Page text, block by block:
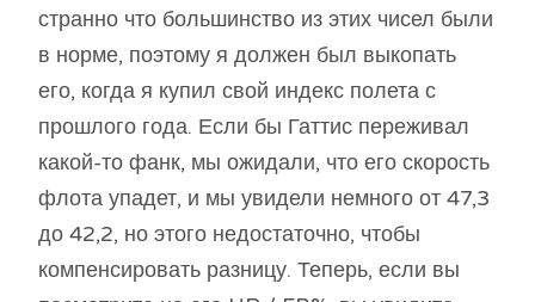
странно что большинство из этих чисел были
в норме, поэтому я должен был выкопать
его, когда я купил свой индекс полета с
прошлого года. Если бы Гаттис переживал
какой-то фанк, мы ожидали, что его скорость
флота упадет, и мы увидели немного от 47,3
до 42,2, но этого недостаточно, чтобы
компенсировать разницу. Теперь, если вы